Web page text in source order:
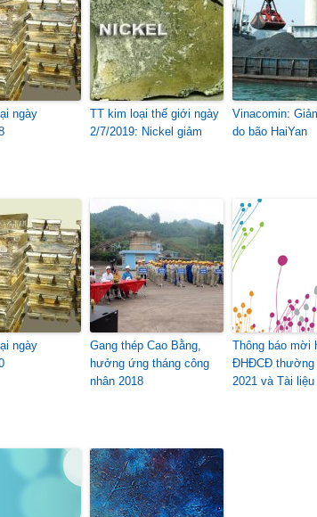
ngày
TT kim loại thế giới ngày
2/7/2019: Nickel giảm
Vinacomin:
do bão HaiYan
ngày
Gang thép Cao Bằng,
hưởng ứng tháng công
nhân 2018
Thông báo mời
ĐHĐCĐ thường
2021 và Tài